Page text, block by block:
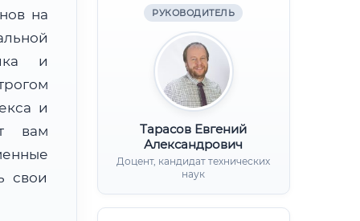
РУКОВОДИТЕЛЬ
Тарасов Евгений
Александрович
Доцент, кандидат технических
наук
на
и
и
вам
свои